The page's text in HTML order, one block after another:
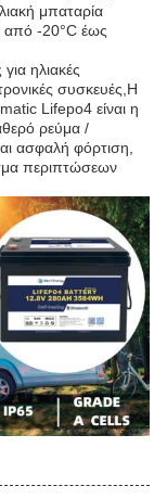
μπαταρία
από -20°C έως
ηλιακές
συσκευές,Η
Lifepo4 είναι η
ρεύμα /
ασφαλή φόρτιση,
περιπτώσεων